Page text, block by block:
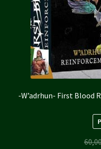
-W’adrhun- First Blood